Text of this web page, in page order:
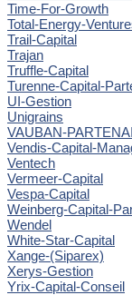
Time-For-Growth
Total-Energy-
Trail-Capital
Trajan
Truffle-Capital
Turenne-Capital-
UI-Gestion
Unigrains
VAUBAN-
Vendis-Capital-
Ventech
Vermeer-Capital
Vespa-Capital
Weinberg-Capital-
Wendel
White-Star-Capital
Xange-(Siparex)
Xerys-Gestion
Yrix-Capital-Conseil